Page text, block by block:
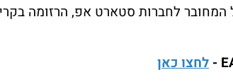
המחובר לחברות סטארט אפ, הרזומה
לחצו כאן